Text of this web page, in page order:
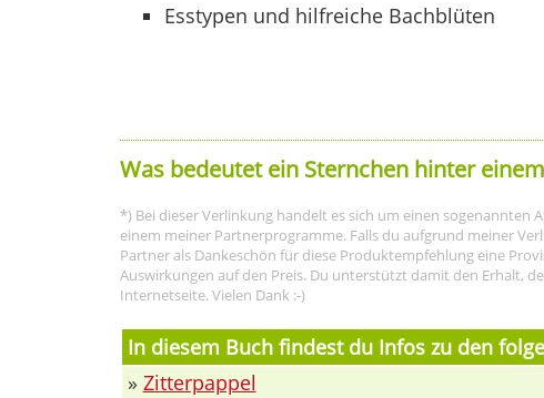
Esstypen und hilfreiche Bachblüten
Was bedeutet ein Sternchen hinter
*) Bei dieser Verlinkung handelt es sich um einen sogenannten
einem meiner Partnerprogramme. Falls du aufgrund meiner
Partner als Dankeschön für diese Produktempfehlung eine
Auswirkungen auf den Preis. Du unterstützt damit den Erhalt,
Internetseite. Vielen Dank :-)
In diesem Buch findest du Infos zu den
» Zitterpappel